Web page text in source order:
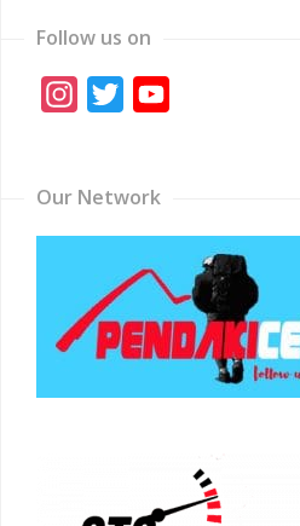
Follow us on
Instagram
Twitter
Our Network